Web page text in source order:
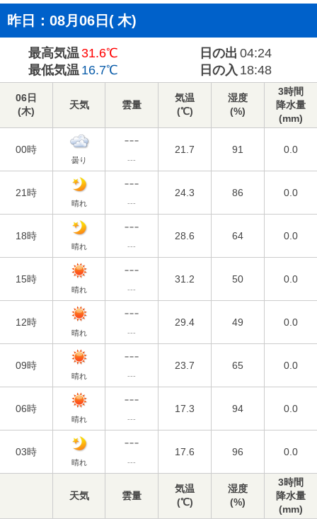
昨日：08月06日( 木)
最高気温31.6℃ 日の出 04:24
最低気温 16.7℃ 日の入 18:48
06日
(木)
天気 雲量
気温
(℃)
湿度
(%)
3時間
降水量
(mm)
00時
曇り ---
21.7 91 0.0
21時
晴れ ---
24.3 86 0.0
18時
晴れ ---
28.6 64 0.0
15時
晴れ ---
31.2 50 0.0
12時
晴れ ---
29.4 49 0.0
09時
晴れ ---
23.7 65 0.0
06時
晴れ ---
17.3 94 0.0
03時
晴れ ---
17.6 96 0.0
天気 雲量
気温
(℃)
湿度
(%)
3時間
降水量
(mm)